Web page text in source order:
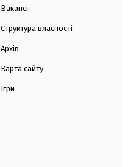
Вакансії
Структура власності
Архів
Карта сайту
Ігри